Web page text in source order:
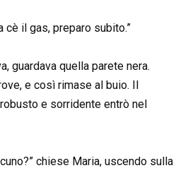
cè il gas, preparo subito.”
guardava quella parete nera.
e così rimase al buio. Il
e sorridente entrò nel
chiese Maria, uscendo sulla